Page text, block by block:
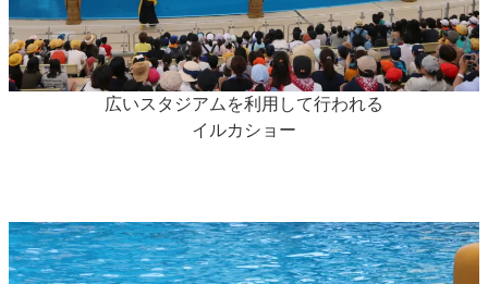
広いスタジアムを利用して行われる
イルカショー